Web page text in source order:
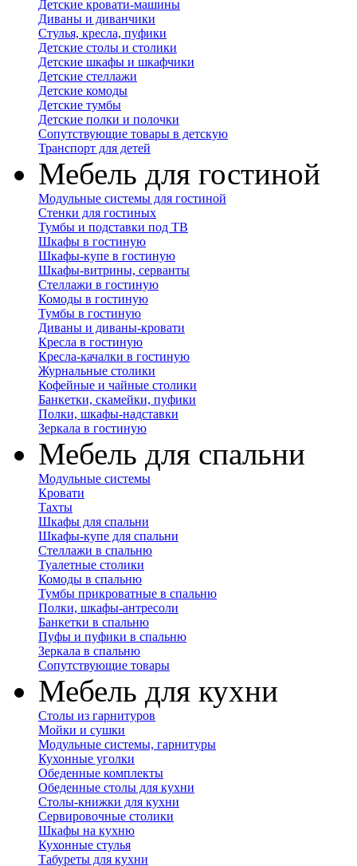
Детские кровати-машины
Диваны и диванчики
Стулья, кресла, пуфики
Детские столы и столики
Детские шкафы и шкафчики
Детские стеллажи
Детские комоды
Детские тумбы
Детские полки и полочки
Сопутствующие товары в детскую
Транспорт для детей
Мебель для гостиной
Модульные системы для гостиной
Стенки для гостиных
Тумбы и подставки под ТВ
Шкафы в гостиную
Шкафы-купе в гостиную
Шкафы-витрины, серванты
Стеллажи в гостиную
Комоды в гостиную
Тумбы в гостиную
Диваны и диваны-кровати
Кресла в гостиную
Кресла-качалки в гостиную
Журнальные столики
Кофейные и чайные столики
Банкетки, скамейки, пуфики
Полки, шкафы-надставки
Зеркала в гостиную
Мебель для спальни
Модульные системы
Кровати
Тахты
Шкафы для спальни
Шкафы-купе для спальни
Стеллажи в спальню
Туалетные столики
Комоды в спальню
Тумбы прикроватные в спальню
Полки, шкафы-антресоли
Банкетки в спальню
Пуфы и пуфики в спальню
Зеркала в спальню
Сопутствующие товары
Мебель для кухни
Столы из гарнитуров
Мойки и сушки
Модульные системы, гарнитуры
Кухонные уголки
Обеденные комплекты
Обеденные столы для кухни
Столы-книжки для кухни
Сервировочные столики
Шкафы на кухню
Кухонные стулья
Табуреты для кухни